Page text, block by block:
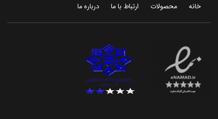
خانه محصولات ارتباط با ما درباره ما